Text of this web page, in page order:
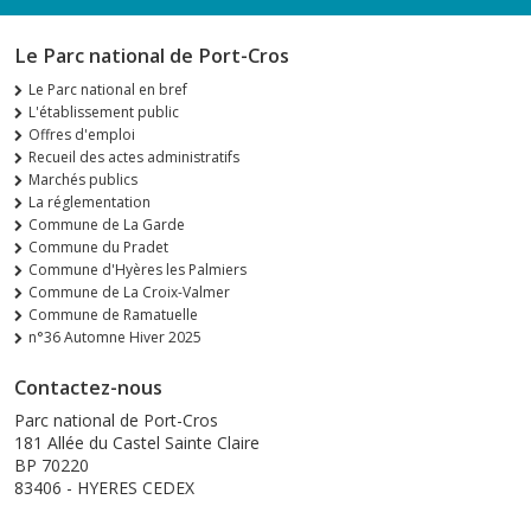
Le Parc national de Port-Cros
Le Parc national en bref
L'établissement public
Offres d'emploi
Recueil des actes administratifs
Marchés publics
La réglementation
Commune de La Garde
Commune du Pradet
Commune d'Hyères les Palmiers
Commune de La Croix-Valmer
Commune de Ramatuelle
n°36 Automne Hiver 2025
Contactez-nous
Parc national de Port-Cros
181 Allée du Castel Sainte Claire
BP 70220
83406 - HYERES CEDEX